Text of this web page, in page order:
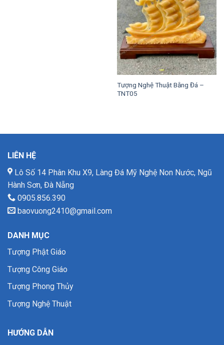
Tượng Nghệ Thuật Bằng Đá –
TNT05
LIÊN HỆ
Lô Số 14 Phân Khu X9, Làng Đá Mỹ Nghệ Non Nước, Ngũ
Hành Sơn, Đà Nẵng
0905.856.390
baovuong2410@gmail.com
DANH MỤC
Tượng Phật Giáo
Tượng Công Giáo
Tượng Phong Thủy
Tượng Nghệ Thuật
HƯỚNG DẪN